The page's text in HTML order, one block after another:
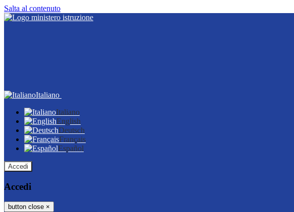
Salta al contenuto
Italiano
Italiano
English
Deutsch
Français
Español
Accedi
Accedi
button close ×